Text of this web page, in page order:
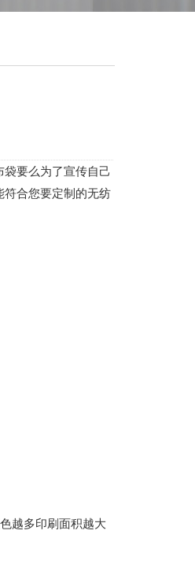
要么为了宣传自己
合您要定制的无纺
越多印刷面积越大